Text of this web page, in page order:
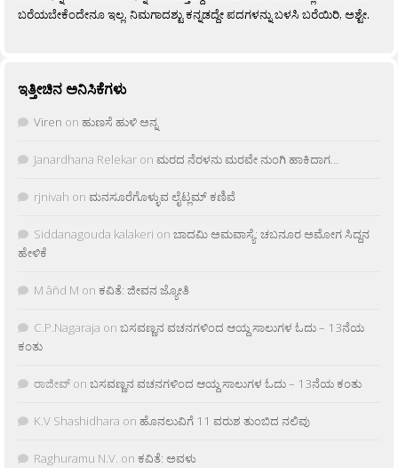
ಬರೆಯಬೇಕೆಂದೇನೂ ಇಲ್ಲ. ನಿಮಗಾದಶ್ಟು ಕನ್ನಡದ್ದೇ ಪದಗಳನ್ನು ಬಳಸಿ ಬರೆಯಿರಿ, ಅಶ್ಟೇ.
ಇತ್ತೀಚಿನ ಅನಿಸಿಕೆಗಳು
Viren on ಹುಣಸೆ ಹುಳಿ ಅನ್ನ
Janardhana Relekar on ಮರದ ನೆರಳನು ಮರವೇ ನುಂಗಿ ಹಾಕಿದಾಗ…
rjnivah on ಮನಸೂರೆಗೊಳ್ಳುವ ಲೈಟ್ಲಮ್ ಕಣಿವೆ
Siddanagouda kalakeri on ಬಾದಮಿ ಅಮವಾಸ್ಯೆ: ಚಬನೂರ ಅಮೋಗ ಸಿದ್ದನ
ಹೇಳಿಕೆ
M âñd M on ಕವಿತೆ: ಜೀವನ ಜ್ಯೋತಿ
C.P.Nagaraja on ಬಸವಣ್ಣನ ವಚನಗಳಿಂದ ಆಯ್ದ ಸಾಲುಗಳ ಓದು – 13ನೆಯ
ಕಂತು
ರಾಜೀವ್ on ಬಸವಣ್ಣನ ವಚನಗಳಿಂದ ಆಯ್ದ ಸಾಲುಗಳ ಓದು – 13ನೆಯ ಕಂತು
K.V Shashidhara on ಹೊನಲುವಿಗೆ 11 ವರುಶ ತುಂಬಿದ ನಲಿವು
Raghuramu N.V. on ಕವಿತೆ: ಅವಳು